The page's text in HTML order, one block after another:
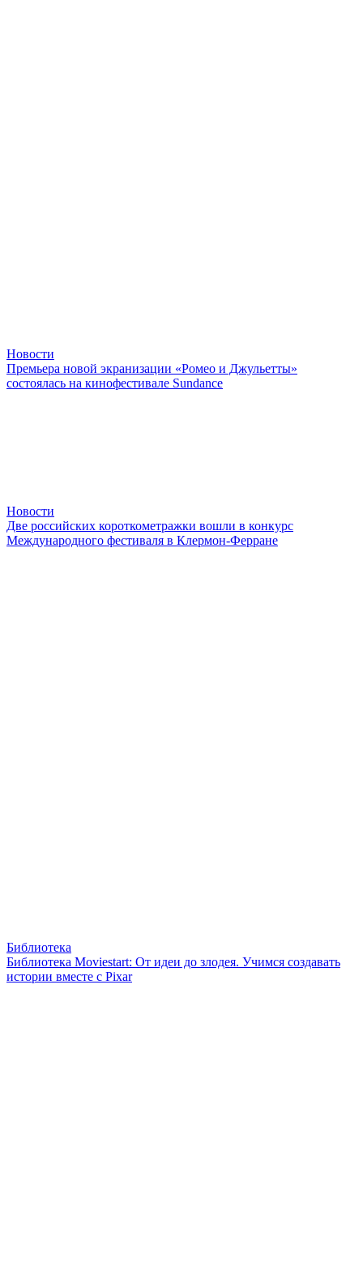
Новости
Премьера новой экранизации «Ромео и Джульетты»
состоялась на кинофестивале Sundance
Новости
Две российских короткометражки вошли в конкурс
Международного фестиваля в Клермон-Ферране
Библиотека
Библиотека Moviestart: От идеи до злодея. Учимся создавать
истории вместе с Pixar